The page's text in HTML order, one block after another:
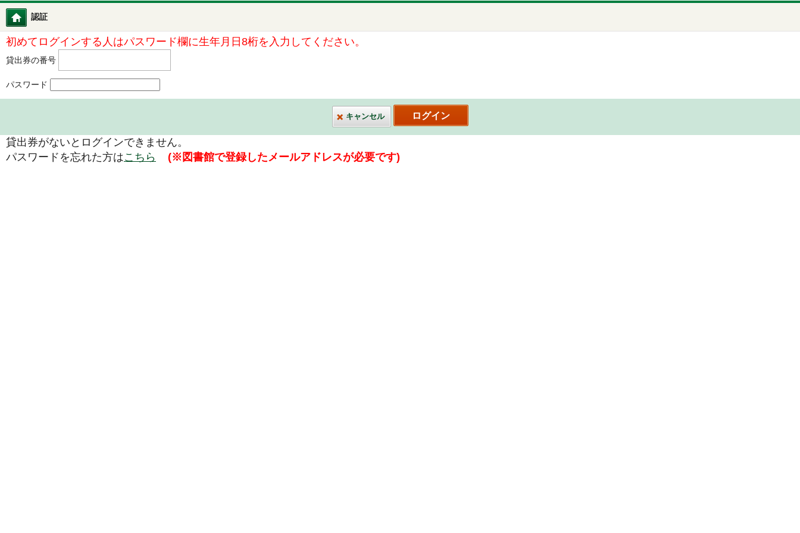
認証
図書館ホーム
初めてログインする人はパスワード欄に生年月日8桁を入力してください。
貸出券の番号
パスワード
キャンセル
貸出券がないとログインできません。
パスワードを忘れた方はこちら (※図書館で登録したメールアドレスが必要です)